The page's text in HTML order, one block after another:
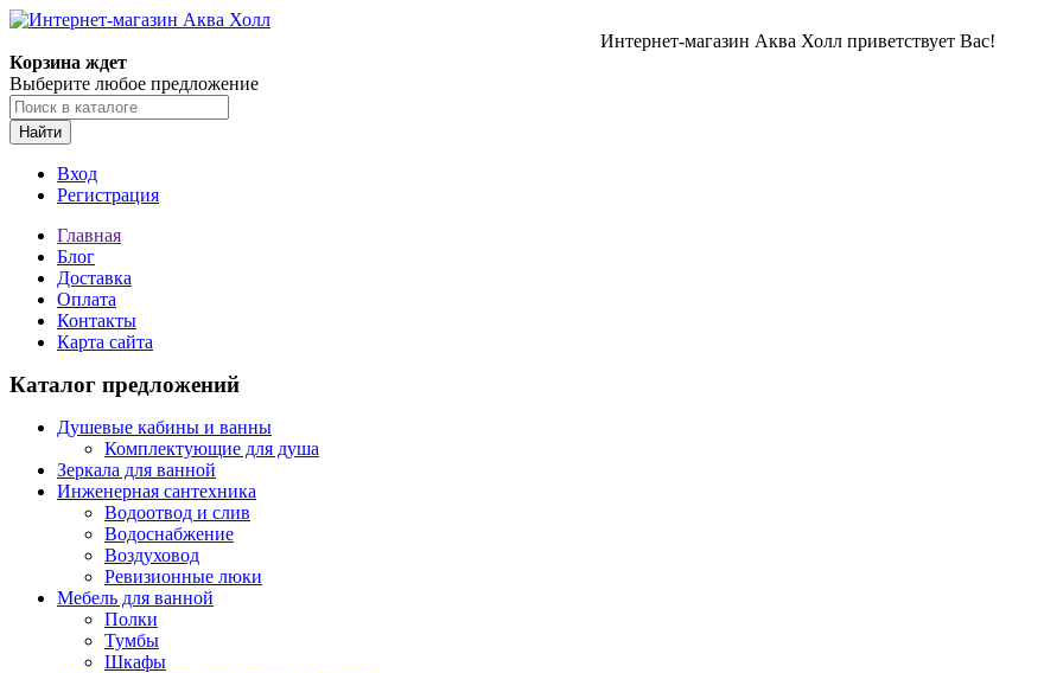
Интернет-магазин Аква Холл приветствует Вас!
Корзина ждет
Выберите любое предложение
Найти
Вход
Регистрация
Главная
Блог
Доставка
Оплата
Контакты
Карта сайта
Каталог предложений
Душевые кабины и ванны
Комплектующие для душа
Зеркала для ванной
Инженерная сантехника
Водоотвод и слив
Водоснабжение
Воздуховод
Ревизионные люки
Мебель для ванной
Полки
Тумбы
Шкафы